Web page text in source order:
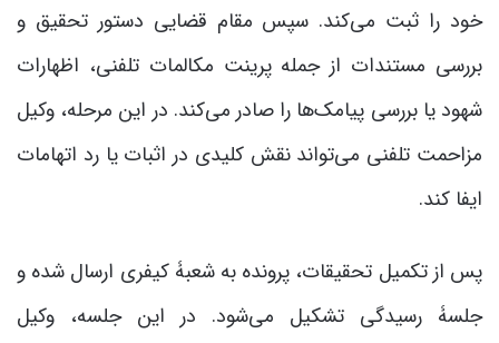
خود را ثبت می‌کند. سپس مقام قضایی دستور تحقیق و
بررسی مستندات از جمله پرینت مکالمات تلفنی، اظهارات
شهود یا بررسی پیامک‌ها را صادر می‌کند. در این مرحله، وکیل
مزاحمت تلفنی می‌تواند نقش کلیدی در اثبات یا رد اتهامات
ایفا کند.
پس از تکمیل تحقیقات، پرونده به شعبۀ کیفری ارسال شده و
جلسۀ رسیدگی تشکیل می‌شود. در این جلسه، وکیل